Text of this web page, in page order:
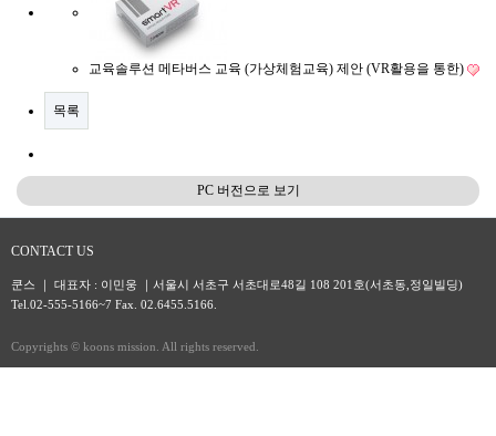
교육솔루션 메타버스 교육 (가상체험교육) 제안 (VR활용을 통한)
목록
PC 버전으로 보기
CONTACT US
쿤스 ｜ 대표자 : 이민웅 ｜서울시 서초구 서초대로48길 108 201호(서초동,정일빌딩)
Tel.02-555-5166~7 Fax. 02.6455.5166.
Copyrights © koons mission. All rights reserved.